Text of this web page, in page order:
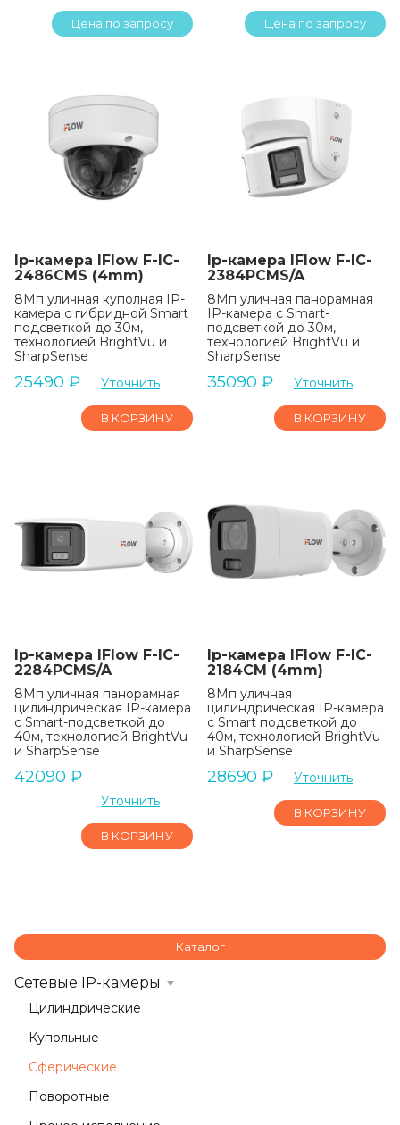
Цена по запросу Цена по запросу
Ip-камера IFlow F-IC-
2486CMS (4mm)
8Мп уличная куполная IP-
камера с гибридной Smart
подсветкой до 30м,
технологией BrightVu и
SharpSense
25490 ₽ Уточнить
В КОРЗИНУ
Ip-камера IFlow F-IC-
2384PCMS/A
8Мп уличная панорамная
IP-камера с Smart-
подсветкой до 30м,
технологией BrightVu и
SharpSense
35090 ₽ Уточнить
В КОРЗИНУ
Ip-камера IFlow F-IC-
2284PCMS/A
8Мп уличная панорамная
цилиндрическая IP-камера
с Smart-подсветкой до
40м, технологией BrightVu
и SharpSense
42090 ₽
Уточнить
В КОРЗИНУ
Ip-камера IFlow F-IC-
2184CM (4mm)
8Мп уличная
цилиндрическая IP-камера
с Smart подсветкой до
40м, технологией BrightVu
и SharpSense
28690 ₽ Уточнить
В КОРЗИНУ
Каталог
Сетевые IP-камеры
Цилиндрические
Купольные
Сферические
Поворотные